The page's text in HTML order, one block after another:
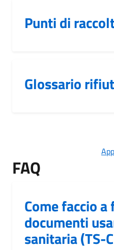
Punti di
Glossario
FAQ
Come faccio
documenti
sanitaria (TS-